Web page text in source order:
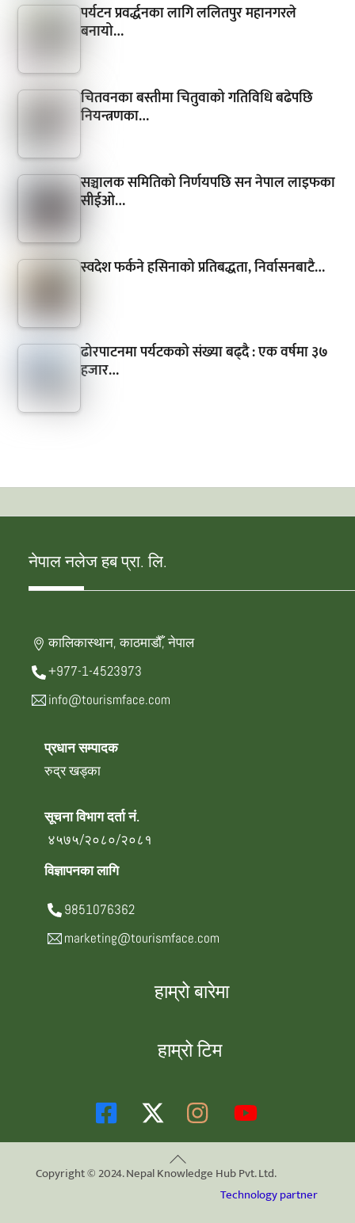
पर्यटन प्रवर्द्धनका लागि ललितपुर महानगरले
बनायो…
चितवनका बस्तीमा चितुवाको गतिविधि बढेपछि
नियन्त्रणका…
सञ्चालक समितिको निर्णयपछि सन नेपाल लाइफका
सीईओ…
स्वदेश फर्कने हसिनाको प्रतिबद्धता, निर्वासनबाटै…
ढोरपाटनमा पर्यटकको संख्या बढ्दै : एक वर्षमा ३७
हजार…
नेपाल नलेज हब प्रा. लि.
कालिकास्थान, काठमाडौँ, नेपाल
+977-1-4523973
info@tourismface.com
प्रधान सम्पादक
रुद्र खड्का
सूचना विभाग दर्ता नं.
४५७५/२०८०/२०८१
विज्ञापनका लागि
9851076362
marketing@tourismface.com
हाम्रो बारेमा
हाम्रो टिम
Back
To
Copyright © 2024. Nepal Knowledge Hub Pvt. Ltd.
Technology partner